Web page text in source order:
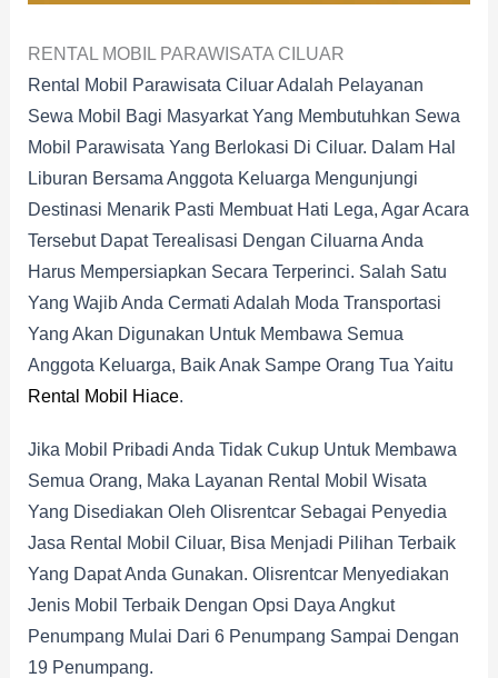
RENTAL MOBIL PARAWISATA CILUAR
Rental Mobil Parawisata Ciluar Adalah Pelayanan
Sewa Mobil Bagi Masyarkat Yang Membutuhkan Sewa
Mobil Parawisata Yang Berlokasi Di Ciluar. Dalam Hal
Liburan Bersama Anggota Keluarga Mengunjungi
Destinasi Menarik Pasti Membuat Hati Lega, Agar Acara
Tersebut Dapat Terealisasi Dengan Ciluarna Anda
Harus Mempersiapkan Secara Terperinci. Salah Satu
Yang Wajib Anda Cermati Adalah Moda Transportasi
Yang Akan Digunakan Untuk Membawa Semua
Anggota Keluarga, Baik Anak Sampe Orang Tua Yaitu
Rental Mobil Hiace.
Jika Mobil Pribadi Anda Tidak Cukup Untuk Membawa
Semua Orang, Maka Layanan Rental Mobil Wisata
Yang Disediakan Oleh Olisrentcar Sebagai Penyedia
Jasa Rental Mobil Ciluar, Bisa Menjadi Pilihan Terbaik
Yang Dapat Anda Gunakan. Olisrentcar Menyediakan
Jenis Mobil Terbaik Dengan Opsi Daya Angkut
Penumpang Mulai Dari 6 Penumpang Sampai Dengan
19 Penumpang.